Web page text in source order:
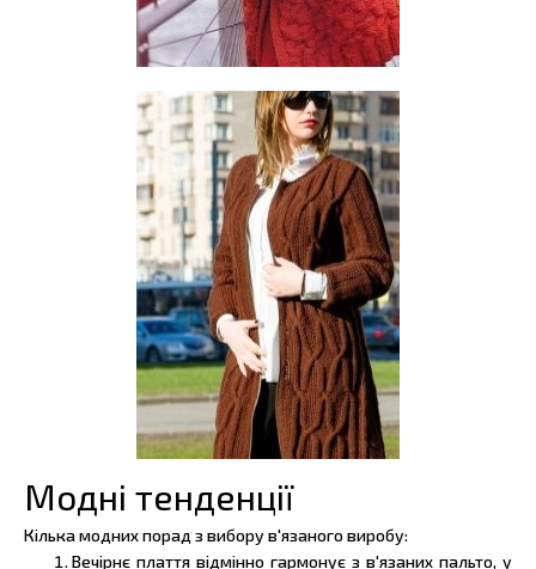
Модні тенденції
Кілька модних порад з вибору в'язаного виробу:
Вечірнє плаття відмінно гармонує з в'язаних пальто, у